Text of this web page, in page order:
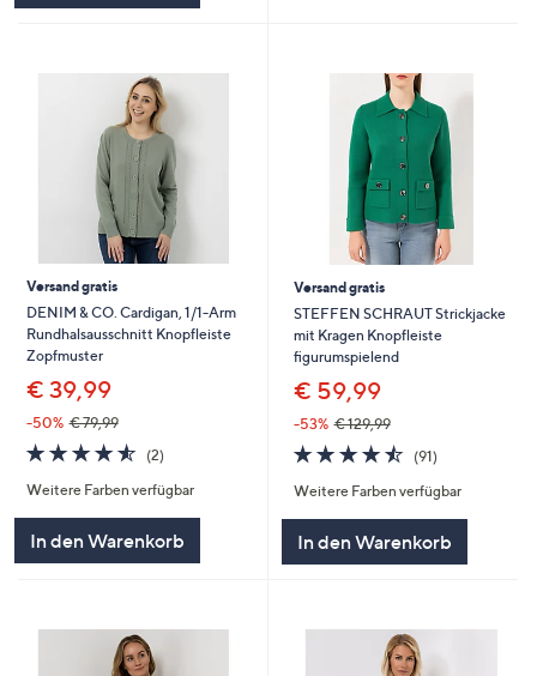
Versand gratis
DENIM & CO. Cardigan, 1/1-Arm
Rundhalsausschnitt Knopfleiste
Zopfmuster
€ 39,99
-50% € 79,99
4.5
von
5
(2)2
Weitere Farben verfügbar
In den Warenkorb
Versand gratis
STEFFEN SCHRAUT Strickjacke
mit Kragen Knopfleiste
figurumspielend
€ 59,99
-53% € 129,99
4.5
von
5
(91)91
Weitere Farben verfügbar
In den Warenkorb